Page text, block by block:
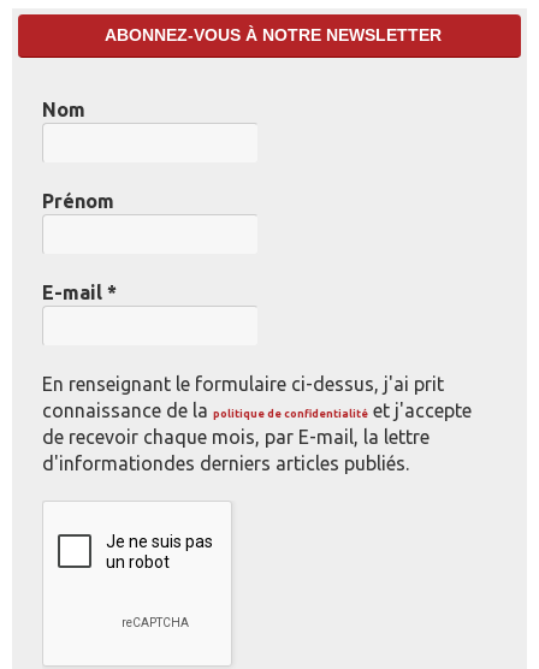
ABONNEZ-VOUS À NOTRE NEWSLETTER
Nom
Prénom
E-mail *
En renseignant le formulaire ci-dessus, j'ai prit
connaissance de la politique de confidentialité et j'accepte
de recevoir chaque mois, par E-mail, la lettre
d'informationdes derniers articles publiés.